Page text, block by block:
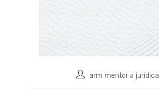
arm mentoria jurídica